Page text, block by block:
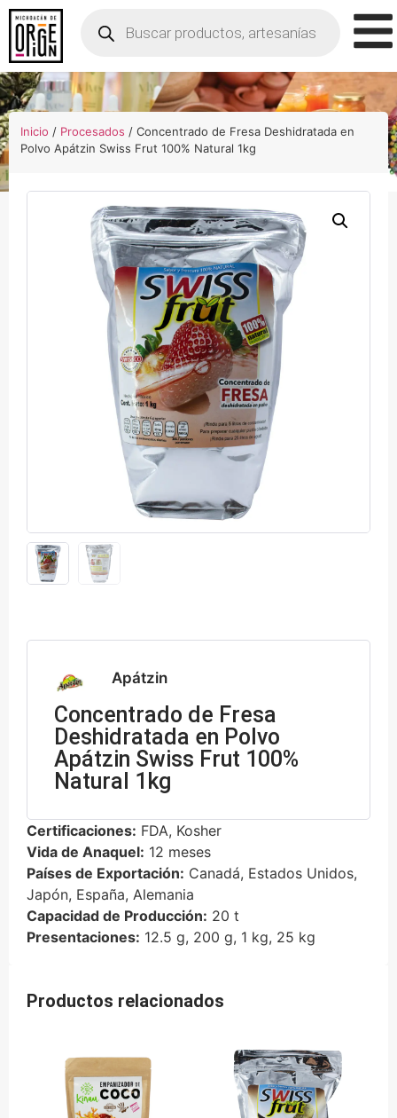
Inicio / Procesados / Concentrado de Fresa Deshidratada en
Polvo Apátzin Swiss Frut 100% Natural 1kg
Apátzin
Concentrado de Fresa
Deshidratada en Polvo
Apátzin Swiss Frut 100%
Natural 1kg
Certificaciones: FDA, Kosher
Vida de Anaquel: 12 meses
Países de Exportación: Canadá, Estados Unidos,
Japón, España, Alemania
Capacidad de Producción: 20 t
Presentaciones: 12.5 g, 200 g, 1 kg, 25 kg
Productos relacionados